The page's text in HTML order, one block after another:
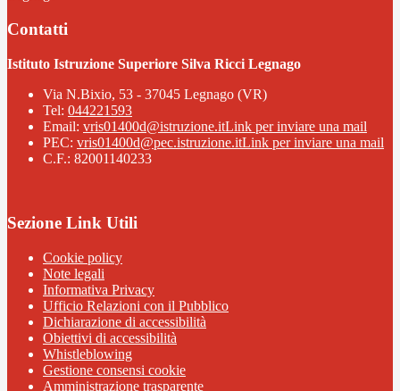
Contatti
Istituto Istruzione Superiore Silva Ricci Legnago
Via N.Bixio, 53 - 37045 Legnago (VR)
Tel: 044221593
Email: vris01400d@istruzione.itLink per inviare una mail
PEC: vris01400d@pec.istruzione.itLink per inviare una mail
C.F.: 82001140233
Sezione Link Utili
Cookie policy
Note legali
Informativa Privacy
Ufficio Relazioni con il Pubblico
Dichiarazione di accessibilità
Obiettivi di accessibilità
Whistleblowing
Gestione consensi cookie
Amministrazione trasparente